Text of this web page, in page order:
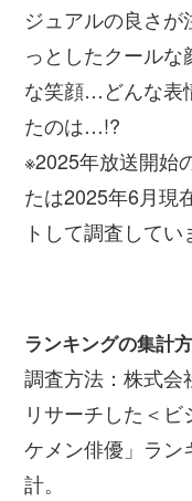
ジュアルの良さが
っとしたクールな
な笑顔…どんな表
たのは…!?
※2025年放送開始
たは2025年6月現
トして調査してい
ランキングの集計
調査方法：株式会
リサーチした＜
ケメン俳優」ラ
計。